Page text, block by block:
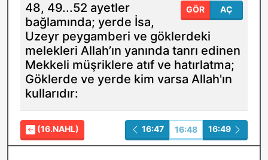
GÖR AÇ
48, 49...52 ayetler
bağlamında; yerde İsa,
Uzeyr peygamberi ve göklerdeki
melekleri Allah’ın yanında tanrı edinen
Mekkeli müşriklere atıf ve hatırlatma;
Göklerde ve yerde kim varsa Allah'ın
kullarıdır:
(16.NAHL) 16:47 16:48 16:49